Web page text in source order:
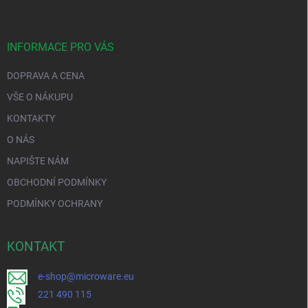
INFORMACE PRO VÁS
DOPRAVA A CENA
VŠE O NÁKUPU
KONTAKTY
O NÁS
NAPIŠTE NÁM
OBCHODNÍ PODMÍNKY
PODMÍNKY OCHRANY
KONTAKT
e-shop@microware.eu
221 490 115